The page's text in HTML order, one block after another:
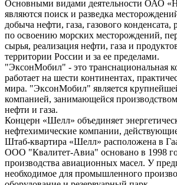
Основными видами деятельности ОАО
являются поиск и разведка
добыча нефти, газа, газового конденсата,
по освоению морских месторождений,
сырья, реализация нефти, газа и
территории России и за ее пределами.
"ЭксонМобил" - это транснациональная
работает на шести континентах,
мира. "ЭксонМобил" является
компанией, занимающейся
нефти и газа.
Концерн «Шелл» объединяет
нефтехимические компании,
Штаб-квартира «Шелл» расположена в
ООО "Квалитет-Авиа" основано в 1998
производства авиационных масел. У
необходимое для промышленного